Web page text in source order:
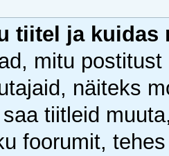
tiitel ja kuidas
mitu
näiteks
tiitleid
foorumit,